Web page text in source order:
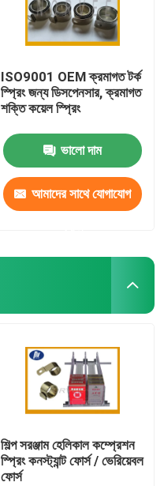
ISO9001 OEM ক্রমাগত টর্ক
স্প্রিং জন্য ডিসপেনসার, ক্রমাগত
শক্তি কয়েল স্প্রিং
ভালো দাম
আমাদের সাথে যোগাযোগ
শিল্প সরঞ্জাম হেলিকাল কম্প্রেশন
স্প্রিং কনস্ট্যান্ট ফোর্স / ভেরিয়েবল
ফোর্স